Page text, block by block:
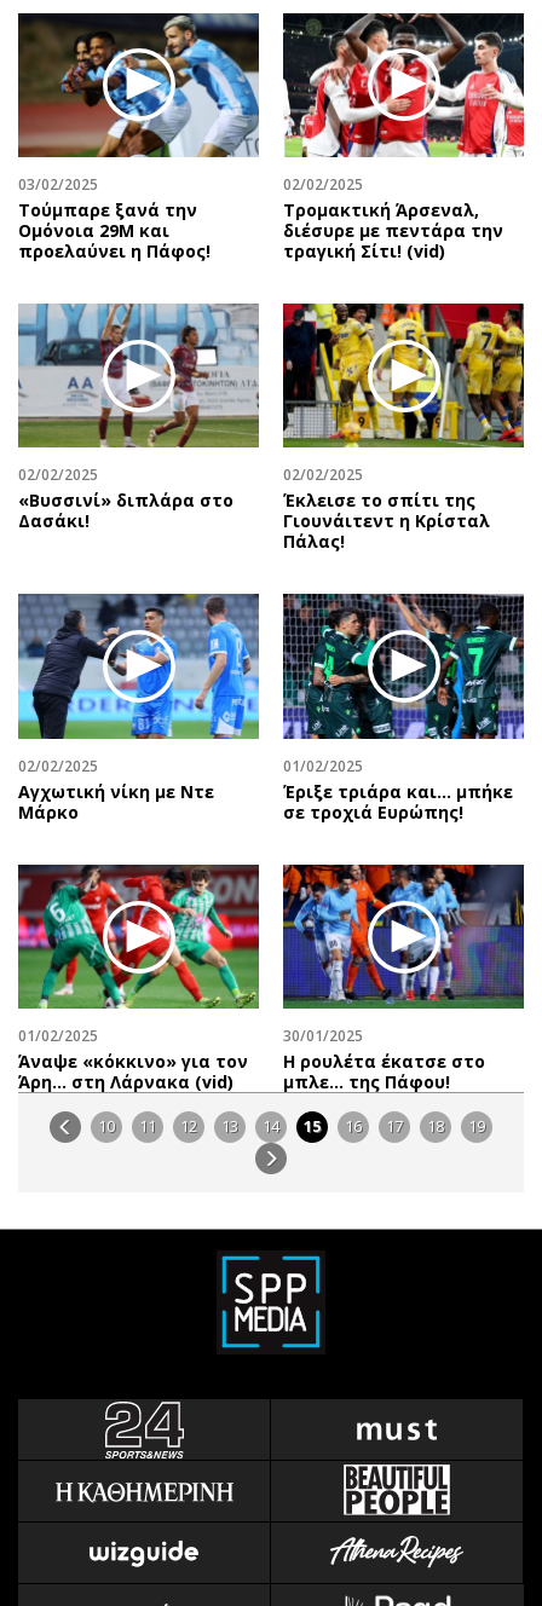
03/02/2025
Τούμπαρε ξανά την
Ομόνοια 29Μ και
προελαύνει η Πάφος!
02/02/2025
Τρομακτική Άρσεναλ,
διέσυρε με πεντάρα την
τραγική Σίτι! (vid)
02/02/2025
«Βυσσινί» διπλάρα στο
Δασάκι!
02/02/2025
Έκλεισε το σπίτι της
Γιουνάιτεντ η Κρίσταλ
Πάλας!
02/02/2025
Αγχωτική νίκη με Ντε
Μάρκο
01/02/2025
Έριξε τριάρα και… μπήκε
σε τροχιά Ευρώπης!
01/02/2025
Άναψε «κόκκινο» για τον
Άρη… στη Λάρνακα (vid)
30/01/2025
Η ρουλέτα έκατσε στο
μπλε… της Πάφου!
10 11 12 13 14 15 16 17 18 19